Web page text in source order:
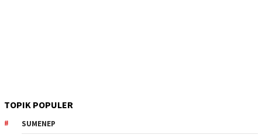
TOPIK POPULER
SUMENEP